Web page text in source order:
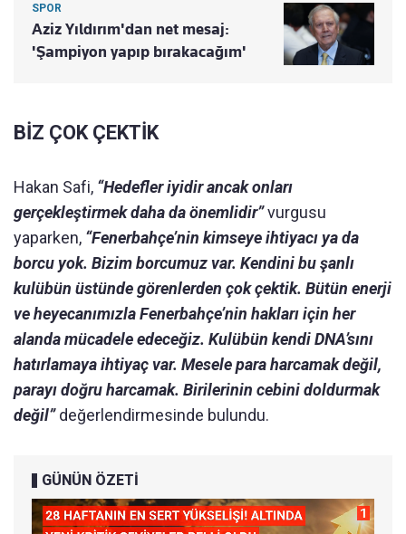
SPOR
Aziz Yıldırım'dan net mesaj:
'Şampiyon yapıp bırakacağım'
BİZ ÇOK ÇEKTİK
Hakan Safi, “Hedefler iyidir ancak onları
gerçekleştirmek daha da önemlidir”vurgusu
yaparken, “Fenerbahçe’nin kimseye ihtiyacı ya da
borcu yok. Bizim borcumuz var. Kendini bu şanlı
kulübün üstünde görenlerden çok çektik. Bütün enerji
ve heyecanımızla Fenerbahçe’nin hakları için her
alanda mücadele edeceğiz. Kulübün kendi DNA’sını
hatırlamaya ihtiyaç var. Mesele para harcamak değil,
parayı doğru harcamak. Birilerinin cebini doldurmak
değil”değerlendirmesinde bulundu.
GÜNÜN ÖZETİ